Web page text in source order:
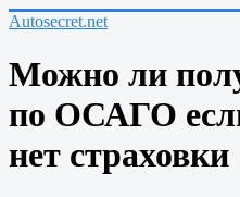
Autosecret.net
Можно ли
по ОСАГО
нет страховки